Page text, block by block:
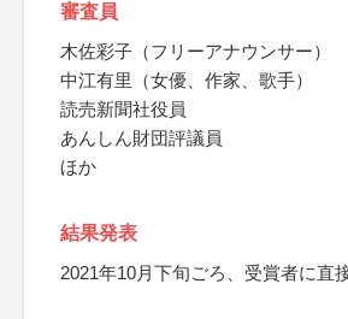
審査員
木佐彩子（フリーアナウンサー）
中江有里（女優、作家、歌手）
読売新聞社役員
あんしん財団評議員
ほか
結果発表
2021年10月下旬ごろ、受賞者に直